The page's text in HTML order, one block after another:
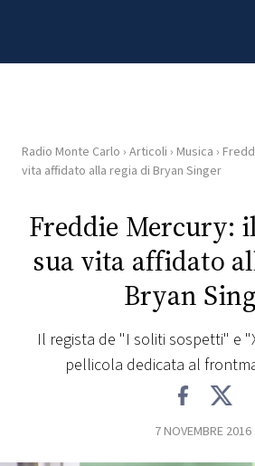
HOME
RADIO
WEB
PLAYLIST
Radio Monte Carlo › Articoli › Musica ›
vita affidato alla regia di Bryan Singer
Freddie Mercury:
sua vita affidato
Bryan
Il regista de "I soliti sospetti" e
pellicola dedicata al
7 NOVEMBRE 2016